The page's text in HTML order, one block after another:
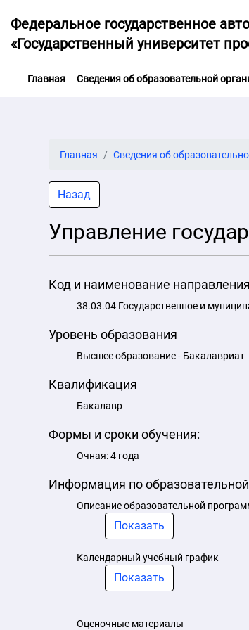
Федеральное государственное
«Государственный университет
Главная(current)
Сведения об образовательной
Главная Сведения об
Назад
Управление
Код и наименование
38.03.04 Государственное и
Уровень образования
Высшее образование - Бакалавриат
Квалификация
Бакалавр
Формы и сроки обучения:
Очная: 4 года
Информация по
Описание образовательной
Показать
Календарный учебный график
Показать
Оценочные материалы